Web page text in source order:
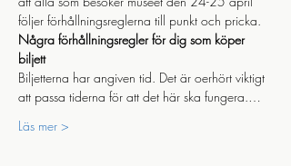
följer förhållningsreglerna till punkt och pricka.
Några förhållningsregler för dig som köper
biljett
Biljetterna har angiven tid. Det är oerhört viktigt
att passa tiderna för att det här ska fungera.…
Läs mer >